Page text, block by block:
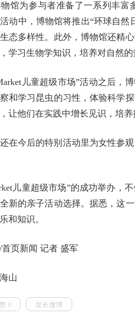
馆为参与者准备了一系列丰
动中，博物馆将推出“环球自
态多样性。此外，博物馆还精
学习生物学知识，培养对自然的
儿童超级市场”活动之后，
和学习昆虫的习性，体验科学
让他们在实践中增长见识，培养
在今后的特别活动里为女性参
儿童超级市场”的成功举办，
新的亲子活动选择。据悉，这
和知识。
页新闻 记者 盛军
山
0 发长微博